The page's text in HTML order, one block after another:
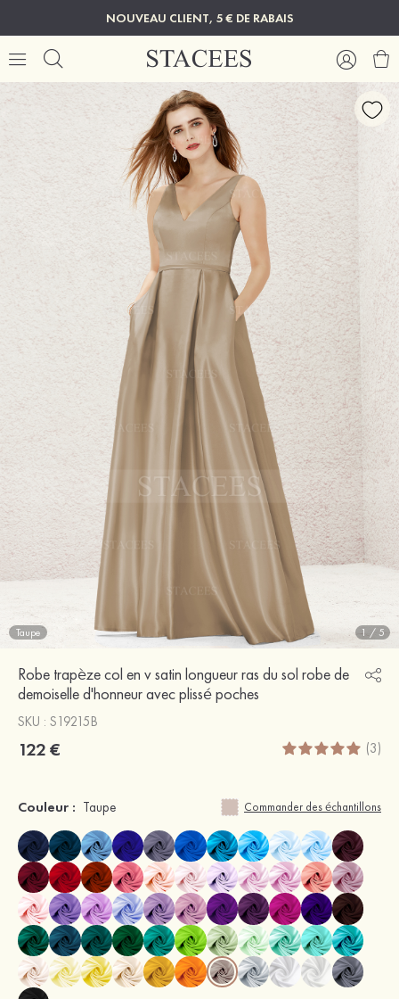
NOUVEAU CLIENT, 5 € DE RABAIS
Taupe 1 / 5
Robe trapèze col en v satin longueur ras du sol robe de
demoiselle d'honneur avec plissé poches
SKU : S19215B
122 € (3)
Couleur : Taupe Commander des échantillons